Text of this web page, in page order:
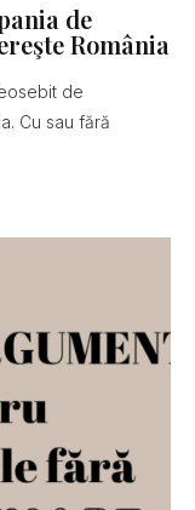
de
România
de
Cu sau fără